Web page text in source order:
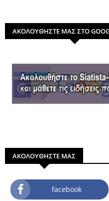
ΑΚΟΛΟΥΘΗΣΤΕ ΜΑΣ ΣΤΟ
ΑΚΟΛΟΥΘΗΣΤΕ ΜΑΣ
facebook